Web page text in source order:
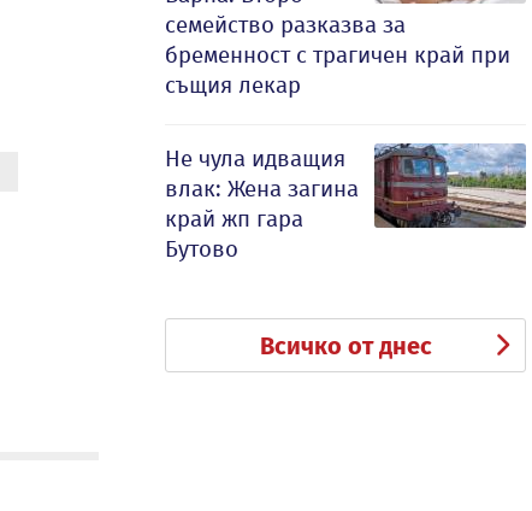
семейство разказва за
бременност с трагичен край при
същия лекар
Не чула идващия
влак: Жена загина
край жп гара
Бутово
Всичко от днес